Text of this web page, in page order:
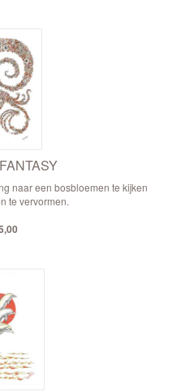
naar een bosbloemen te kijken
te vervormen.